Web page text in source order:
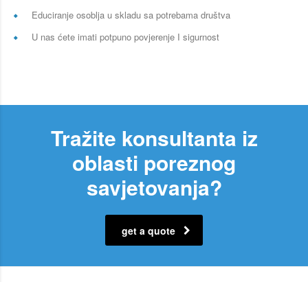
Educiranje osoblja u skladu sa potrebama društva
U nas ćete imati potpuno povjerenje I sigurnost
Tražite konsultanta iz
oblasti poreznog
savjetovanja?
get a quote